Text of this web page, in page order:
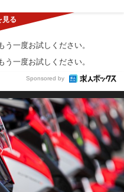
一度お試しください。
一度お試しください。
Sponsored by